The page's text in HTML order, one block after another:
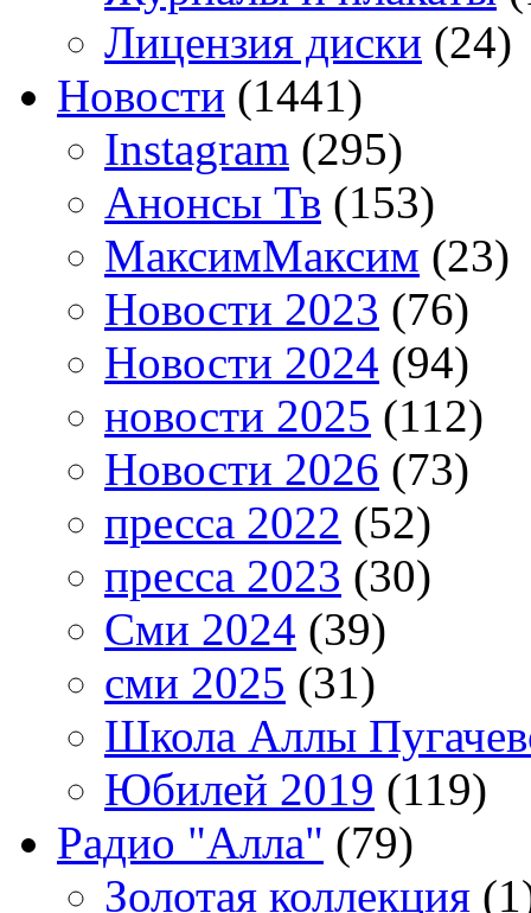
Лицензия диски (24)
Новости (1441)
Instagram (295)
Анонсы Тв (153)
МаксимМаксим (23)
Новости 2023 (76)
Новости 2024 (94)
новости 2025 (112)
Новости 2026 (73)
пресса 2022 (52)
пресса 2023 (30)
Сми 2024 (39)
сми 2025 (31)
Школа Аллы
Юбилей 2019 (119)
Радио "Алла" (79)
Золотая коллекция